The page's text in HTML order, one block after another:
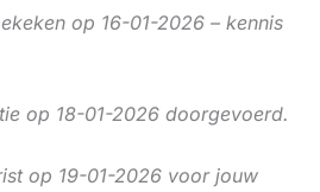
op 16-01-2026 – kennis
op 18-01-2026 doorgevoerd.
op 19-01-2026 voor jouw